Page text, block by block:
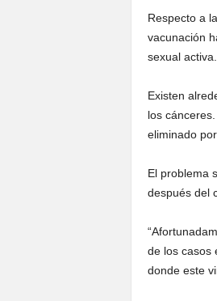
Respecto a
vacunación
sexual activa.
Existen
los
eliminado
El problema
después del
de los casos
donde este